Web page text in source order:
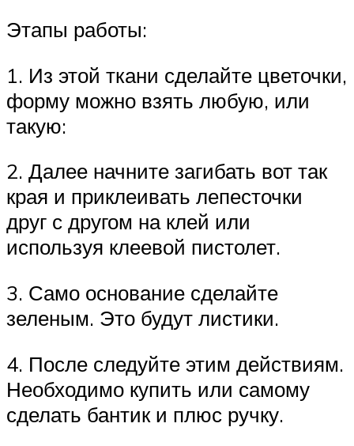
Этапы работы:
1. Из этой ткани сделайте цветочки,
форму можно взять любую, или
такую:
2. Далее начните загибать вот так
края и приклеивать лепесточки
друг с другом на клей или
используя клеевой пистолет.
3. Само основание сделайте
зеленым. Это будут листики.
4. После следуйте этим действиям.
Необходимо купить или самому
сделать бантик и плюс ручку.